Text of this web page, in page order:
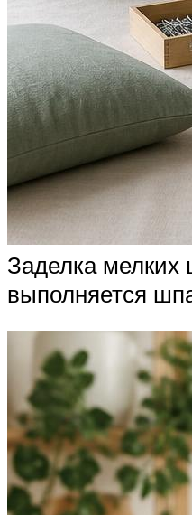
Заделка мелких
выполняется